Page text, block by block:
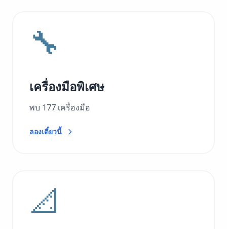
🔧
เครื่องมือพิเศษ
พบ 177 เครื่องมือ
ลองเดี๋ยวนี้
📐